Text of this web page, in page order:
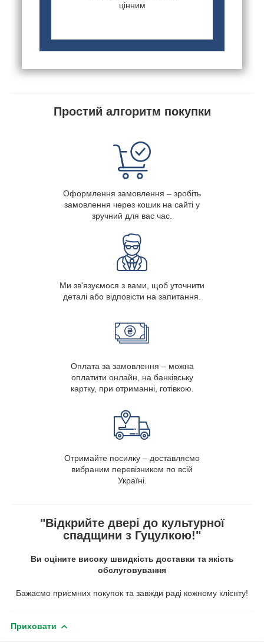
цінним
Простий алгоритм покупки
Оформлення замовлення – зробіть
замовлення через кошик на сайті у
зручний для вас час.
Ми зв'язуємося з вами, щоб уточнити
деталі або відповісти на запитання.
Оплата за замовлення – можна
оплатити онлайн, на банківську
картку, при отриманні, готівкою.
Отримайте посилку – доставляємо
вибраним перевізником по всій
Україні.
"Відкрийте двері до культурної
спадщини з Гуцулкою!"
Ви оціните високу швидкість доставки та якість
обслуговування
Бажаємо приємних покупок та завжди раді кожному клієнту!
Приховати